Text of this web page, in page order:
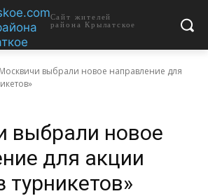
Сайт жителей
района Крылатское
Москвичи выбрали новое направление для
выбрали новое
для акции
турникетов»